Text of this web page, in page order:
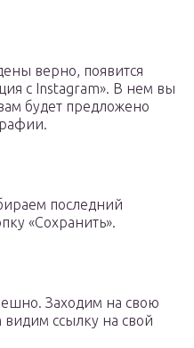
верно, появится
с Instagram». В нем вы
будет предложено
последний
«Сохранить».
Заходим на свою
видим ссылку на свой